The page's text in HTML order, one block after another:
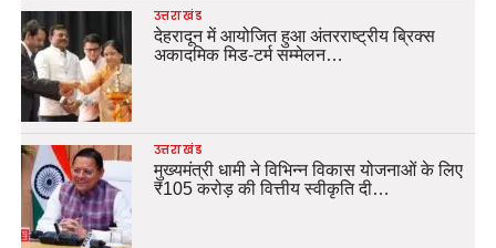
उत्तराखंड
देहरादून में आयोजित हुआ अंतरराष्ट्रीय ब्रिक्स
अकादमिक मिड-टर्म सम्मेलन…
उत्तराखंड
मुख्यमंत्री धामी ने विभिन्न विकास योजनाओं के लिए
₹105 करोड़ की वित्तीय स्वीकृति दी…